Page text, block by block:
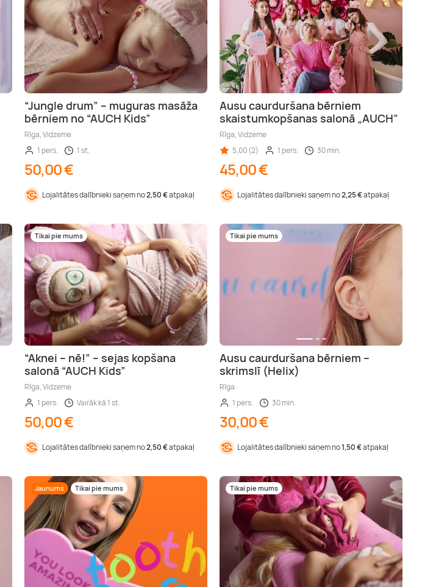
“Jungle drum” – muguras masāža
bērniem no “AUCH Kids”
Rīga, Vidzeme
1 pers.
1 st.
50,00 €
Lojalitātes dalībnieki saņem no2,50 €atpakaļ
Ausu caurduršana bērniem
skaistumkopšanas salonā „AUCH”
Rīga, Vidzeme
5,00 (2)
1 pers. 30 min.
45,00 €
Lojalitātes dalībnieki saņem no2,25 €atpakaļ
Tikai pie mums
“Aknei – nē!” – sejas kopšana
salonā “AUCH Kids”
Rīga, Vidzeme
1 pers.
Vairāk kā 1 st.
50,00 €
Lojalitātes dalībnieki saņem no2,50 €atpakaļ
Tikai pie mums
Ausu caurduršana bērniem –
skrimslī (Helix)
Rīga
1 pers.
30 min.
30,00 €
Lojalitātes dalībnieki saņem no1,50 €atpakaļ
Jaunums Tikai pie mums Tikai pie mums